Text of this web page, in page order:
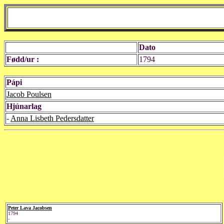
Dato
Fødd/ur :
1794
Pápi
Jacob Poulsen
Hjúnarlag
- Anna Lisbeth Pedersdatter
Peter Lava Jacobsen
1794
-